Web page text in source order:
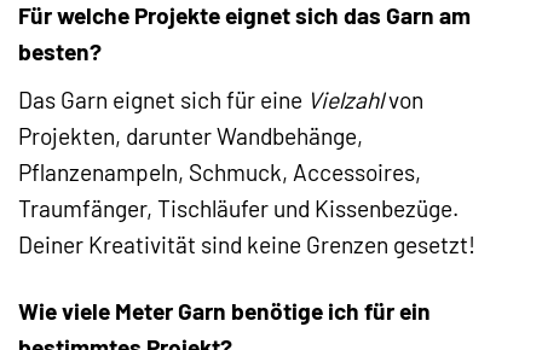
Für welche Projekte eignet sich das Garn am
besten?
Das Garn eignet sich für eine Vielzahlvon
Projekten, darunter Wandbehänge,
Pflanzenampeln, Schmuck, Accessoires,
Traumfänger, Tischläufer und Kissenbezüge.
Deiner Kreativität sind keine Grenzen gesetzt!
Wie viele Meter Garn benötige ich für ein